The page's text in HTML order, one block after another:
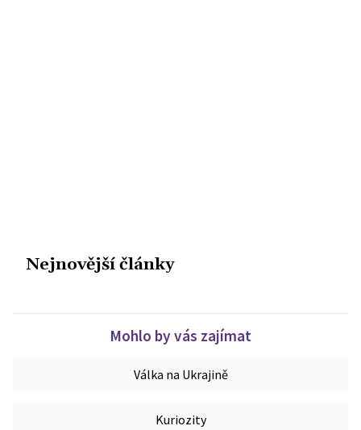
Nejnovější články
Mohlo by vás zajímat
Válka na Ukrajině
Kuriozity